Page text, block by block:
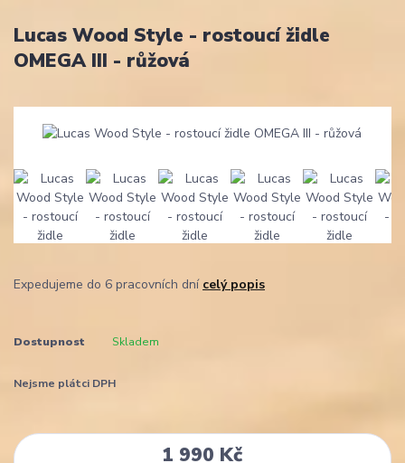
Lucas Wood Style - rostoucí židle
OMEGA III - růžová
Expedujeme do 6 pracovních dní celý popis
Dostupnost Skladem
Nejsme plátci DPH
1 990 Kč